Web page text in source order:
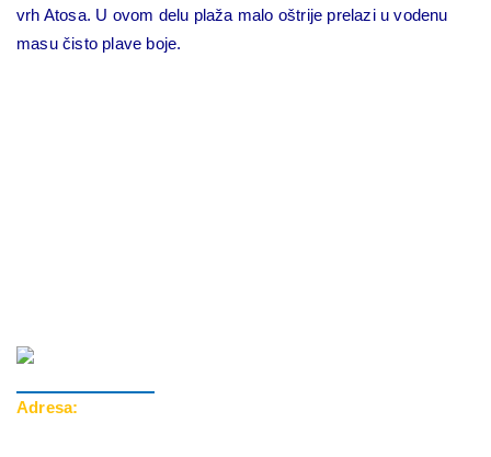
vrh Atosa. U ovom delu plaža malo oštrije prelazi u vodenu
masu čisto plave boje.
Adresa: